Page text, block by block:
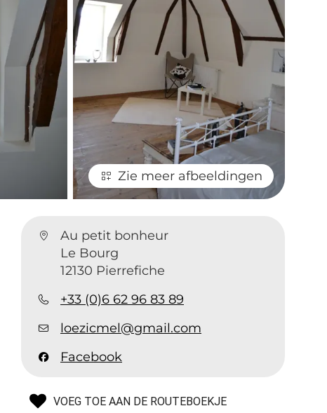
Zie meer afbeeldingen
Au petit bonheur
Le Bourg
12130 Pierrefiche
+33 (0)6 62 96 83 89
loezicmel@gmail.com
Facebook
VOEG TOE AAN DE ROUTEBOEKJE